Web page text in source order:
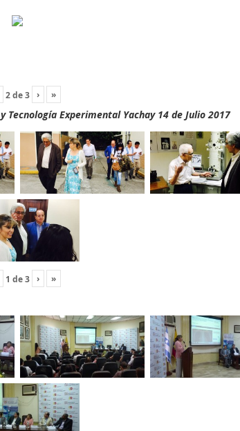
2de3 › »
Experimental Yachay 14 de Julio 2017
1 de3 › »